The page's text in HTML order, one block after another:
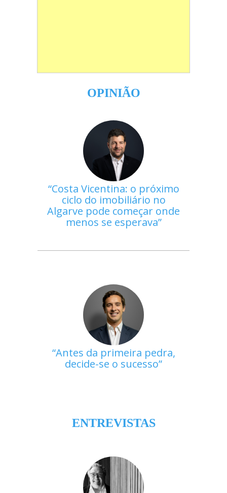
OPINIÃO
Costa Vicentina: o próximo
ciclo do imobiliário no
Algarve pode começar onde
menos se esperava
Antes da primeira pedra,
decide-se o sucesso
ENTREVISTAS